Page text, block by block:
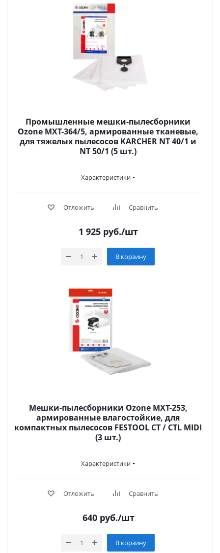
Промышленные мешки-пылесборники
Ozone MXT-364/5, армированные тканевые,
для тяжелых пылесосов KARCHER NT 40/1 и
NT 50/1 (5 шт.)
Характеристики
Отложить Сравнить
1 925 руб./шт
В корзину
Мешки-пылесборники Ozone MXT-253,
армированные влагостойкие, для
компактных пылесосов FESTOOL CT / CTL MIDI
(3 шт.)
Характеристики
Отложить Сравнить
640руб./шт
В корзину